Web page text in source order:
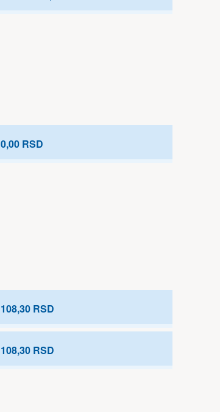
0,00 RSD
108,30 RSD
108,30 RSD